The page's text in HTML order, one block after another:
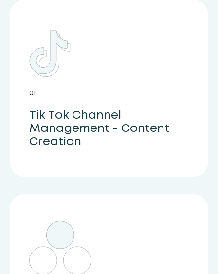
01
Tik Tok Channel
Management - Content
Creation